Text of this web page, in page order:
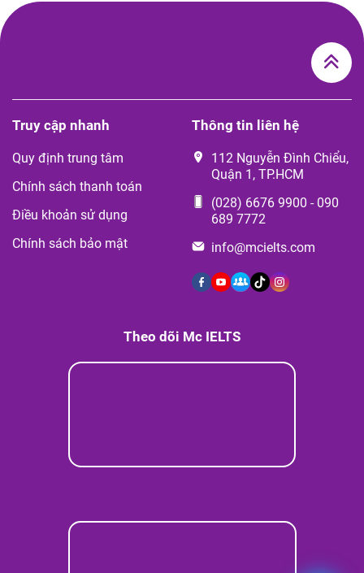
Truy cập nhanh
Quy định trung tâm
Chính sách thanh toán
Điều khoản sử dụng
Chính sách bảo mật
Thông tin liên hệ
112 Nguyễn Đình Chiểu,
Quận 1, TP.HCM
(028) 6676 9900 - 090
689 7772
info@mcielts.com
Theo dõi Mc IELTS